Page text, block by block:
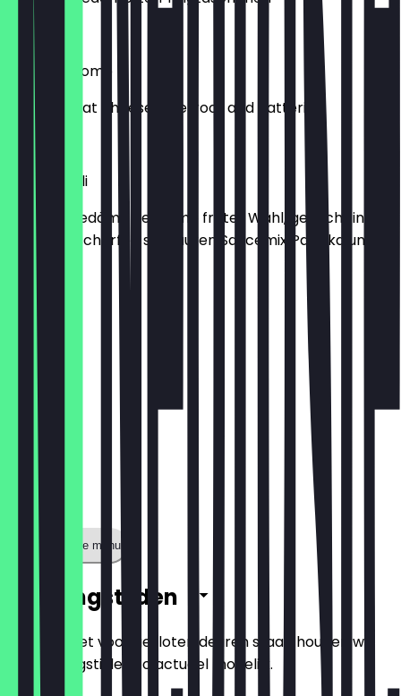
€ 14,00
Chicken Momo
Ricotta, goat cheese, beetroot and datterini.
€ 15,00
Momo Chilli
10 Stück, gedämpfte Momo fritter Wähl, gekocht in
einer mildscharfen süßsauren Saucemix Paprika und
Zwiebeln
Toon volledige menu
Openingstijden
Zodat je niet voor gesloten deuren staat, houden we
de openingstijden zo actueel mogelijk.